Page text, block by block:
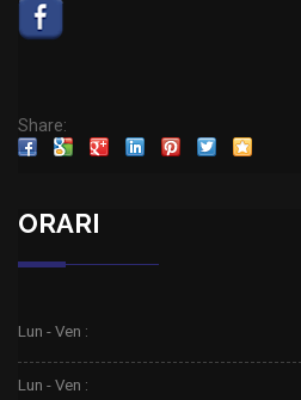
Share:
ORARI
Lun - Ven :
Lun - Ven :